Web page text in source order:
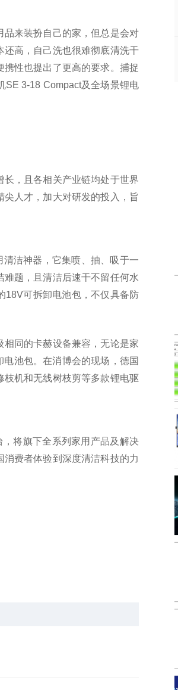
来装扮自己的家，但总是会对
高，自己洗也很难彻底清洗干
性也提出了更高的要求。捕捉
SE 3-18 Compact及全场景锂电
，且各相关产业链均处于世界
人才，加大对研发的投入，旨
洁神器，它集喷、抽、吸于一
题，且清洁后速干不留任何水
18V可拆卸电池包，不仅具备防
同的卡赫设备兼容，无论是家
池包。在消博会的现场，德国
机和无线树枝剪等多款锂电驱
将旗下全系列家用产品及解决
费者体验到深度清洁科技的力